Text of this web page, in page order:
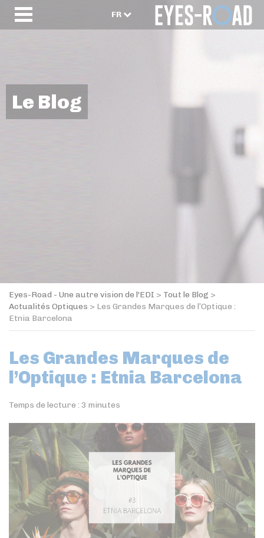
FR
Le Blog
Eyes-Road - Une autre vision de l'EDI > Tout le Blog >
Actualités Optiques > Les Grandes Marques de l’Optique :
Etnia Barcelona
Les Grandes Marques de
l’Optique : Etnia Barcelona
Temps de lecture : 3 minutes